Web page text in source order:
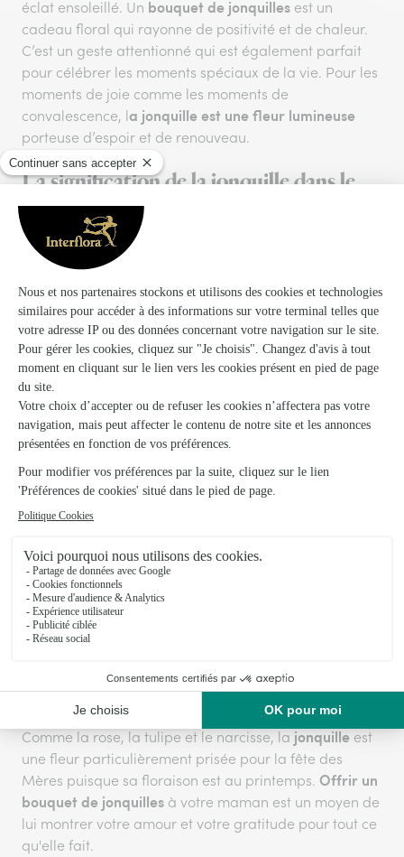
éclat ensoleillé. Un bouquet de jonquilles est un
cadeau floral qui rayonne de positivité et de chaleur.
C’est un geste attentionné qui est également parfait
pour célébrer les moments spéciaux de la vie. Pour les
moments de joie comme les moments de
convalescence, la jonquille est une fleur lumineuse
porteuse d’espoir et de renouveau.
La signification de la jonquille dans le
langage des fleurs
Lesjonquilles , ces fleurs au jaune lumineux qui
fleurissent dès les premiers jours du printemps, portent
en elles une symbolique profonde. Leur floraison
précoce est comme une bouffée d’air frais après les
mois froids. Et c’est ainsi que lesjonquillesnous
rappelant que même dans les moments plus sombres,
la lumière finit par refaire surface.
Ces fleurs sont donc idéales pour transmettre des
sentiments positifs à une personne en convalescence.
Le jaune vibrant desjonquillesévoque la joie, le
bonheur et l’optimisme. En cela, elles sont également
parfaites pour célébrer une naissance ou une fête
l’obtention d’un diplôme.
Lesbouquets de jonquilles
des mamans à l’occasion de la fête des Mères.
Un bouquet de jonquilles pour la fête
des Mères
Comme la rose, la tulipe et le narcisse, la jonquille est
une fleur particulièrement prisée pour la fête des
Mères puisque sa floraison est au printemps. Offrir un
bouquet de jonquilles à votre maman est un moyen de
lui montrer votre amour et votre gratitude pour tout ce
qu'elle fait.